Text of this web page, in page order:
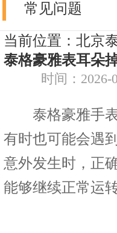
节假日正常营业！
常见问题
当前位置： 北京
泰格豪雅表耳朵
时间：2026-
泰格豪雅手表
有时也可能会遇
意外发生时，正
能够继续正常运